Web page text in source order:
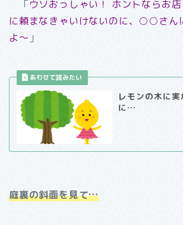
「ウソおっしゃい！ ホントならお店
に頼まなきゃいけないのに、○○さん
よ～ 」
レモンの木に
に…
庭裏の斜面を見て…